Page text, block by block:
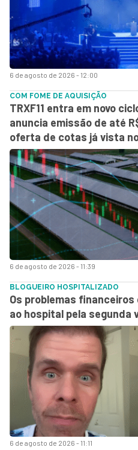
6 de agosto de 2026 - 12:00
6 de agosto de 2026 - 11:39
COM FOME DE AQUISIÇÃO
TRXF11 entra em novo
anuncia emissão de até
oferta de cotas já vista
6 de agosto de 2026 - 11:11
BLOGUEIRO HOSPITALIZADO
Os problemas financeiros
ao hospital pela segunda